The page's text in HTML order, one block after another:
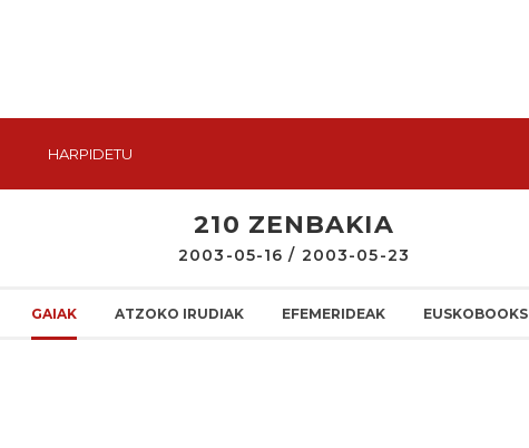
HARPIDETU
210 ZENBAKIA
2003-05-16 / 2003-05-23
GAIAK ATZOKO IRUDIAK EFEMERIDEAK EUSKOBOOKS